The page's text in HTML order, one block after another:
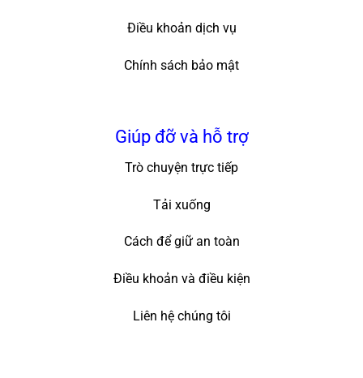
Điều khoản dịch vụ
Chính sách bảo mật
Giúp đỡ và hỗ trợ
Trò chuyện trực tiếp
Tải xuống
Cách để giữ an toàn
Điều khoản và điều kiện
Liên hệ chúng tôi